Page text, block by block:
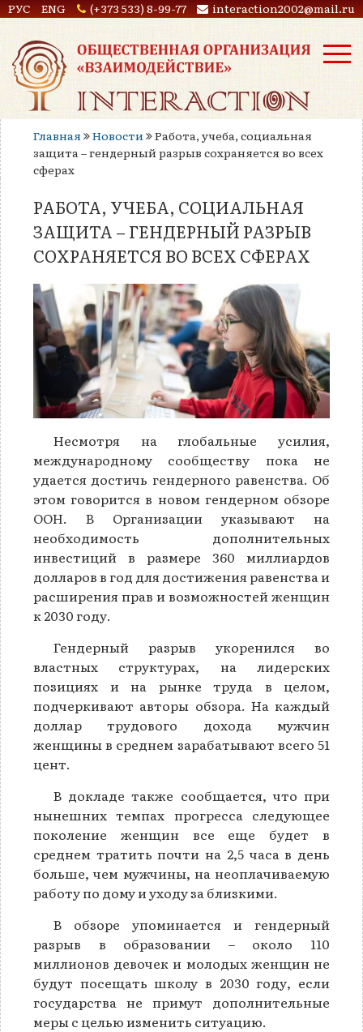
РУС ENG (+373 533) 8-99-77 interaction2002@mail.ru
Главная Новости
Работа, учеба, социальная
защита – гендерный разрыв сохраняется во всех
сферах
РАБОТА, УЧЕБА, СОЦИАЛЬНАЯ
ЗАЩИТА – ГЕНДЕРНЫЙ РАЗРЫВ
СОХРАНЯЕТСЯ ВО ВСЕХ СФЕРАХ
Несмотря на глобальные усилия,
международному сообществу пока не
удается достичь гендерного равенства. Об
этом говорится в новом гендерном обзоре
ООН. В Организации указывают на
необходимость дополнительных
инвестиций в размере 360 миллиардов
долларов в год для достижения равенства и
расширения прав и возможностей женщин
к 2030 году.
Гендерный разрыв укоренился во
властных структурах, на лидерских
позициях и на рынке труда в целом,
подчеркивают авторы обзора. На каждый
доллар трудового дохода мужчин
женщины в среднем зарабатывают всего 51
цент.
В докладе также сообщается, что при
нынешних темпах прогресса следующее
поколение женщин все еще будет в
среднем тратить почти на 2,5 часа в день
больше, чем мужчины, на неоплачиваемую
работу по дому и уходу за близкими.
В обзоре упоминается и гендерный
разрыв в образовании – около 110
миллионов девочек и молодых женщин не
будут посещать школу в 2030 году, если
государства не примут дополнительные
меры с целью изменить ситуацию.